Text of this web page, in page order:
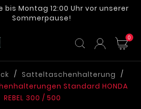
bis Montag 12:00 Uhr vor unserer
Sommerpause!
0
Satteltaschenhalterung
Standard HONDA
REBEL 300 / 500